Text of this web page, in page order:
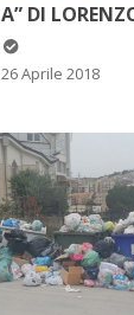
26 Aprile 2018